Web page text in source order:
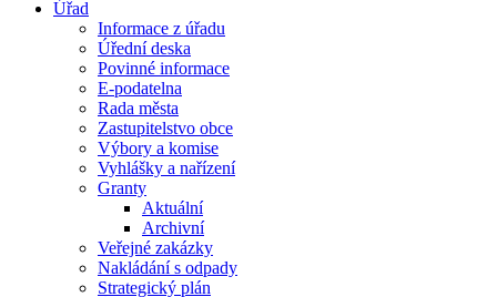
Úřad
Informace z úřadu
Úřední deska
Povinné informace
E-podatelna
Rada města
Zastupitelstvo obce
Výbory a komise
Vyhlášky a nařízení
Granty
Aktuální
Archivní
Veřejné zakázky
Nakládání s odpady
Strategický plán